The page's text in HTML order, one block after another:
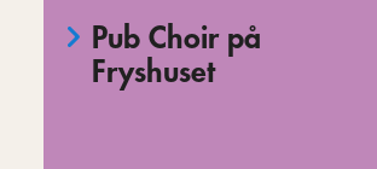
Pub Choir på
Fryshuset